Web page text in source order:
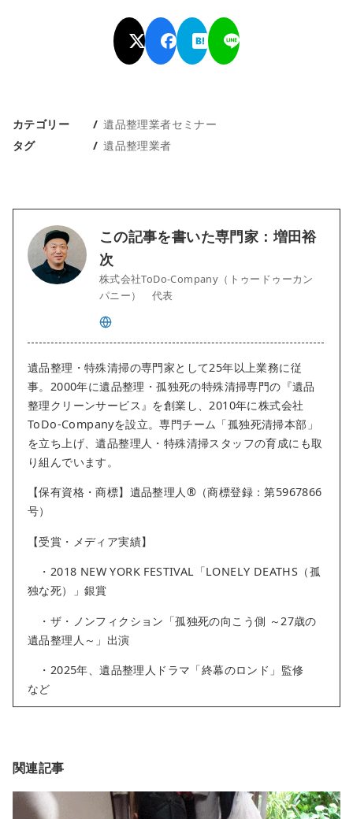
カテゴリー
遺品整理業者セミナー
タグ
遺品整理業者
この記事を書いた専門家：増田裕
次
株式会社ToDo-Company（トゥードゥーカン
パニー） 代表
遺品整理・特殊清掃の専門家として25年以上業務に従
事。2000年に遺品整理・孤独死の特殊清掃専門の『遺品
整理クリーンサービス』を創業し、2010年に株式会社
ToDo-Companyを設立。専門チーム「孤独死清掃本部」
を立ち上げ、遺品整理人・特殊清掃スタッフの育成にも取
り組んでいます。
【保有資格・商標】遺品整理人®︎（商標登録：第5967866
号）
【受賞・メディア実績】
・2018 NEW YORK FESTIVAL「LONELY DEATHS（孤
独な死）」銀賞
・ザ・ノンフィクション「孤独死の向こう側 ～27歳の
遺品整理人～」出演
・2025年、遺品整理人ドラマ「終幕のロンド」監修
など
関連記事